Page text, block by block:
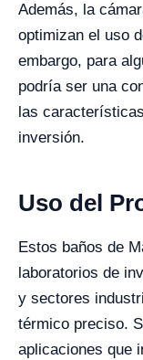
Además, la
optimizan el uso
embargo, para
podría ser una
las
inversión.
Uso del
Estos baños de
laboratorios de
y sectores
térmico preciso.
aplicaciones que